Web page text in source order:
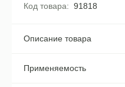
Код товара
91818
Описание товара
Применяемость